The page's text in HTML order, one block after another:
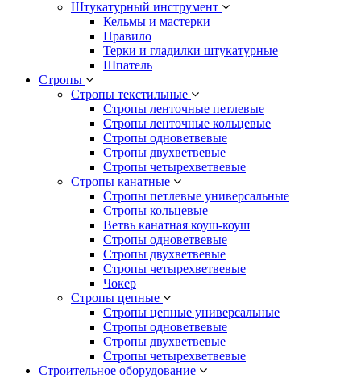
Штукатурный инструмент
Кельмы и мастерки
Правило
Терки и гладилки штукатурные
Шпатель
Стропы
Стропы текстильные
Стропы ленточные петлевые
Стропы ленточные кольцевые
Стропы одноветвевые
Стропы двухветвевые
Стропы четырехветвевые
Стропы канатные
Стропы петлевые универсальные
Стропы кольцевые
Ветвь канатная коуш-коуш
Стропы одноветвевые
Стропы двухветвевые
Стропы четырехветвевые
Чокер
Стропы цепные
Стропы цепные универсальные
Стропы одноветвевые
Стропы двухветвевые
Стропы четырехветвевые
Строительное оборудование